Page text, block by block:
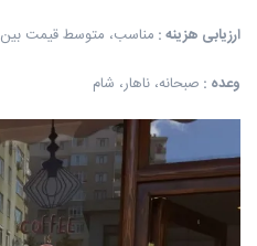
ارزیابی هزینه: مناسب، متوسط قیمت بین ۵۰ لیر
وعده : صبحانه، ناهار، شام